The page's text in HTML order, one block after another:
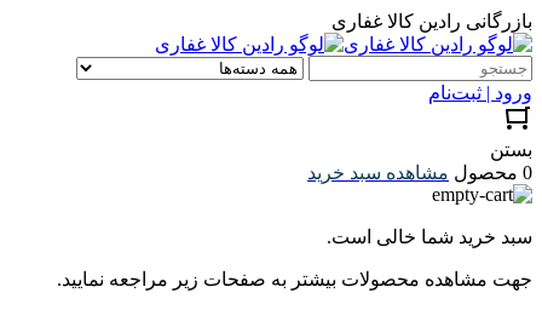
بازرگانی رادین کالا غفاری
ورود | ثبت‌نام
بستن
0 محصول
مشاهده سبد خرید
سبد خرید شما خالی است.
جهت مشاهده محصولات بیشتر به صفحات زیر مراجعه نمایید.